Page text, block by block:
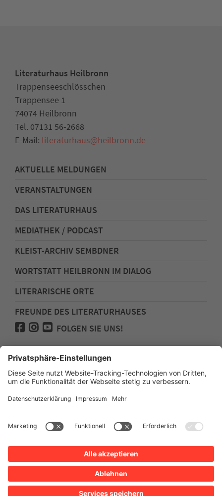
Literaturhaus Heilbronn
Trappenseeschlösschen
Trappensee 1
74074 Heilbronn
Tel. 07131 56-2668
E-Mail: literaturhaus@heilbronn.de
AKTUELLE MELDUNGEN
VERANSTALTUNGEN
DAS LITERATURHAUS
MEDIATHEK / PODCAST
KLEIST-ARCHIV SEMBDNER
WORTSTATT HEILBRONN IM DIALOG
LITERARISCHE ORTE
FREUNDE DES LITERATURHAUSES
FOLGEN SIE UNS!
Impressum
Anfahrt
Datenschutz
Barrierefreiheit
Literaturhauses